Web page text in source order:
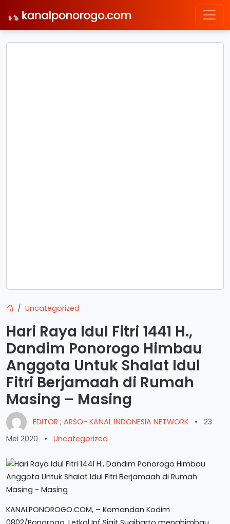
Uncategorized
Hari Raya Idul Fitri 1441 H.,
Dandim Ponorogo Himbau
Anggota Untuk Shalat Idul
Fitri Berjamaah di Rumah
Masing – Masing
EDITOR ; ARSO- KANAL INDONESIA NETWORK •
23
Mei 2020
• Uncategorized
KANALPONOROGO.COM, – Komandan Kodim